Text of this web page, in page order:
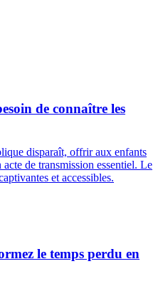
de connaître les
disparaît, offrir aux enfants
de transmission essentiel. Le
et accessibles.
le temps perdu en